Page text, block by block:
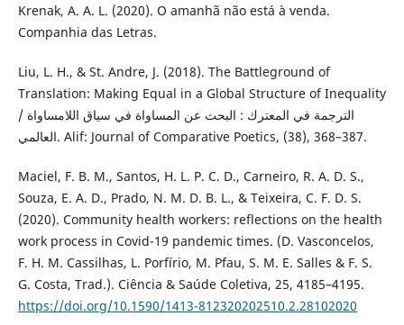
Krenak, A. A. L. (2020). O amanhã não está à venda.
Companhia das Letras.
Liu, L. H., & St. Andre, J. (2018). The Battleground of
Translation: Making Equal in a Global Structure of Inequality
/ الترجمة في المعترك : البحث عن المساواة في سياق اللامساواة
العالمي. Alif: Journal of Comparative Poetics, (38), 368–387.
Maciel, F. B. M., Santos, H. L. P. C. D., Carneiro, R. A. D. S.,
Souza, E. A. D., Prado, N. M. D. B. L., & Teixeira, C. F. D. S.
(2020). Community health workers: reflections on the health
work process in Covid-19 pandemic times. (D. Vasconcelos,
F. H. M. Cassilhas, L. Porfírio, M. Pfau, S. M. E. Salles & F. S.
G. Costa, Trad.). Ciência & Saúde Coletiva, 25, 4185–4195.
https://doi.org/10.1590/1413-812320202510.2.28102020